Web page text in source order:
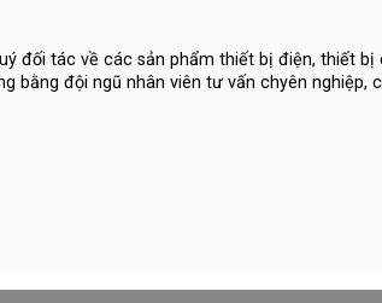
đối tác về các sản phẩm thiết bị điện, thiết
đội ngũ nhân viên tư vấn chyên nghiệp,